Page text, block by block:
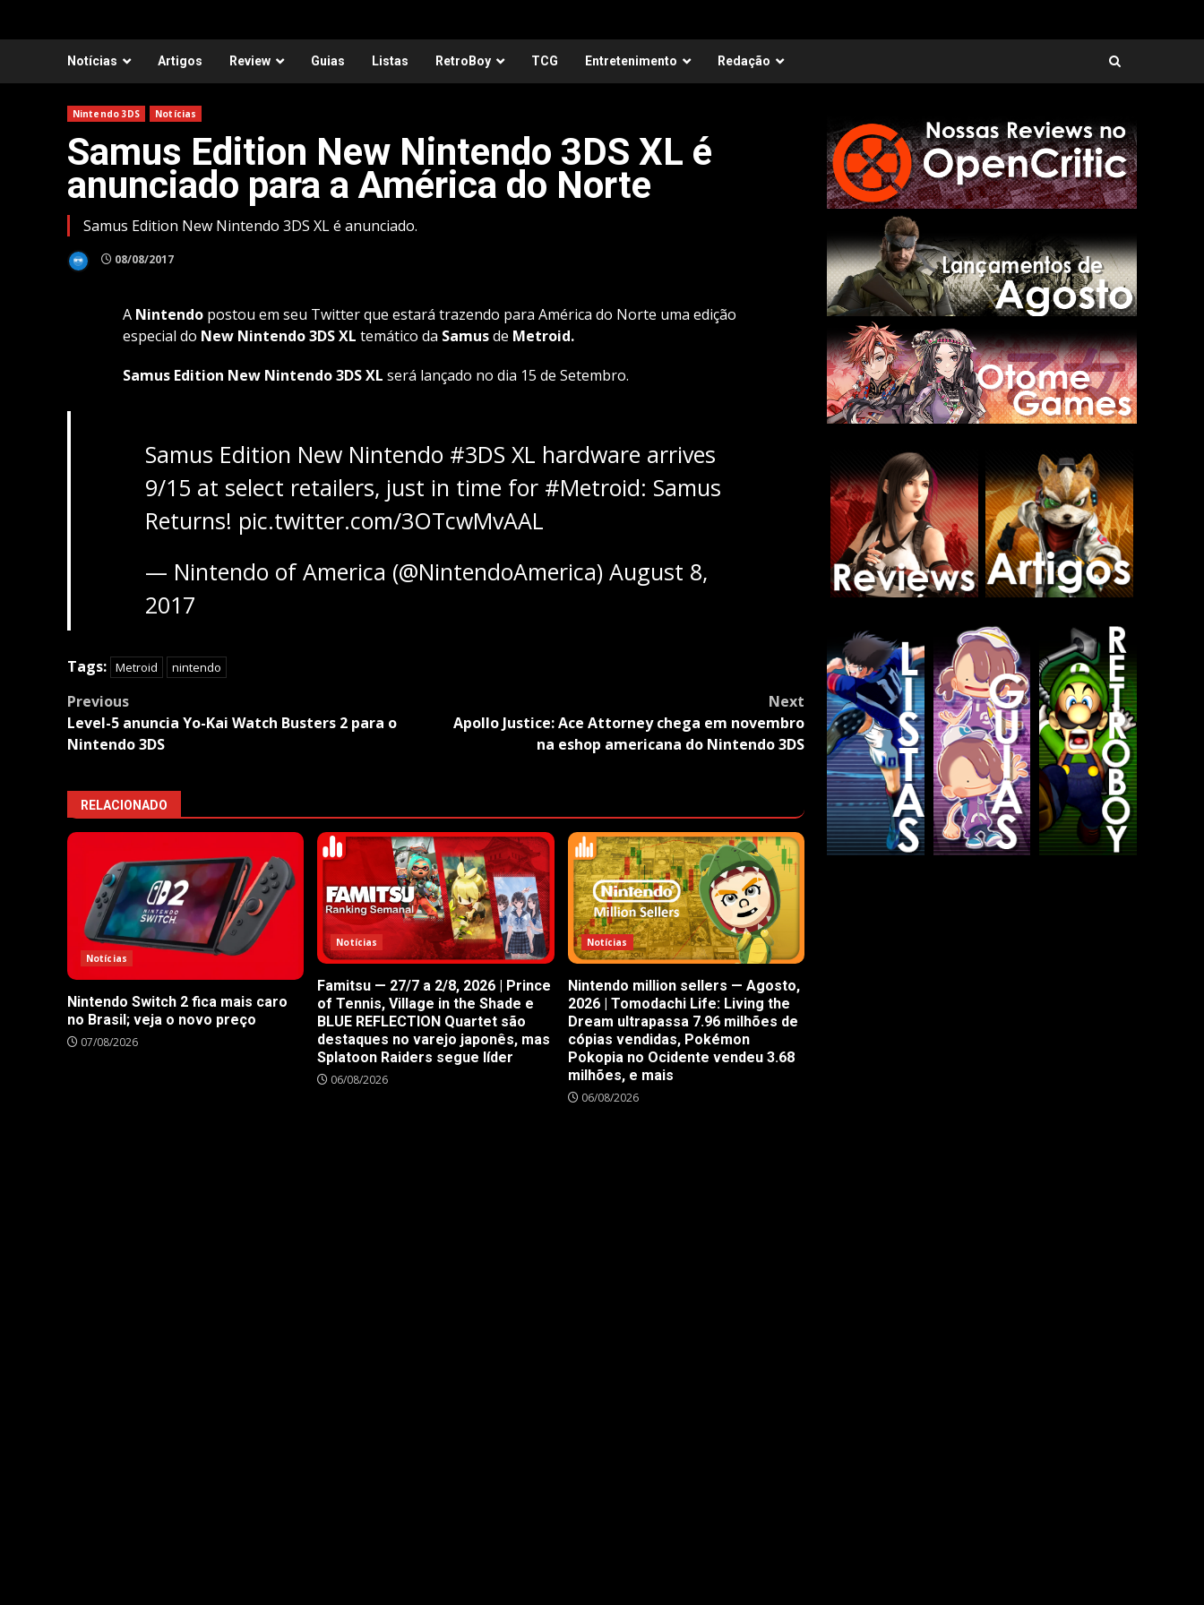
Notícias Artigos Review Guias Listas RetroBoy TCG Entretenimento Redação
Nintendo 3DS Notícias
Samus Edition New Nintendo 3DS XL é
anunciado para a América do Norte
Samus Edition New Nintendo 3DS XL é anunciado.
08/08/2017
A Nintendo postou em seu Twitter que estará trazendo para América do Norte uma edição
especial do New Nintendo 3DS XL temático da Samusde Metroid.
Samus Edition New Nintendo 3DS XL será lançado no dia 15 de Setembro.
Samus Edition New Nintendo #3DS XL hardware arrives
9/15 at select retailers, just in time for #Metroid: Samus
Returns! pic.twitter.com/3OTcwMvAAL
— Nintendo of America (@NintendoAmerica) August 8,
2017
Tags: Metroid nintendo
Post
navigation
Previous
Level-5 anuncia Yo-Kai Watch Busters 2 para o
Nintendo 3DS
Next
Apollo Justice: Ace Attorney chega em novembro
na eshop americana do Nintendo 3DS
RELACIONADO
Notícias
Nintendo Switch 2 fica mais caro
no Brasil; veja o novo preço
07/08/2026
Notícias
Famitsu — 27/7 a 2/8, 2026 | Prince
of Tennis, Village in the Shade e
BLUE REFLECTION Quartet são
destaques no varejo japonês, mas
Splatoon Raiders segue líder
06/08/2026
Notícias
Nintendo million sellers — Agosto,
2026 | Tomodachi Life: Living the
Dream ultrapassa 7.96 milhões de
cópias vendidas, Pokémon
Pokopia no Ocidente vendeu 3.68
milhões, e mais
06/08/2026